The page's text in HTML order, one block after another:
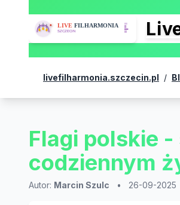
livefilharmonia.szczecin.pl /
Flagi polskie
codziennym
Autor: Marcin Szulc • 26-09-2025